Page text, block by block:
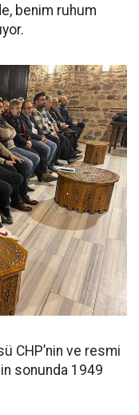
benim ruhum
CHP’nin ve resmi
sonunda 1949